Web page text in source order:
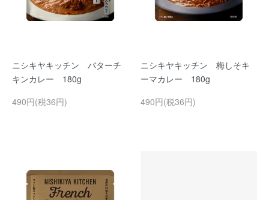
ニシキヤキッチン バターチ
キンカレー 180g
490円(税36円)
ニシキヤキッチン 梅しそキ
ーマカレー 180g
490円(税36円)